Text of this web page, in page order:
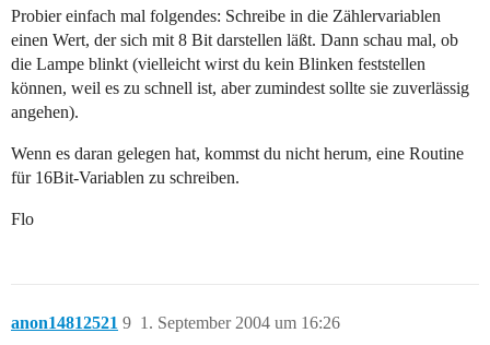
if(cnt\>0x3E8){
PORTBbits.RB5 = 1; //andere LED an
}else{
PORTBbits.RB5 = 0; //andere LED aus
}
if(cnt\>0x7D0){
}
for(zaehler=0; zaehler
Probier einfach mal folgendes: Schreibe in die Zählervariablen
einen Wert, der sich mit 8 Bit darstellen läßt. Dann schau mal, ob
die Lampe blinkt (vielleicht wirst du kein Blinken feststellen
können, weil es zu schnell ist, aber zumindest sollte sie zuverlässig
angehen).
Wenn es daran gelegen hat, kommst du nicht herum, eine Routine
für 16Bit-Variablen zu schreiben.
Flo
anon14812521 1. September 2004 um 16:26
9